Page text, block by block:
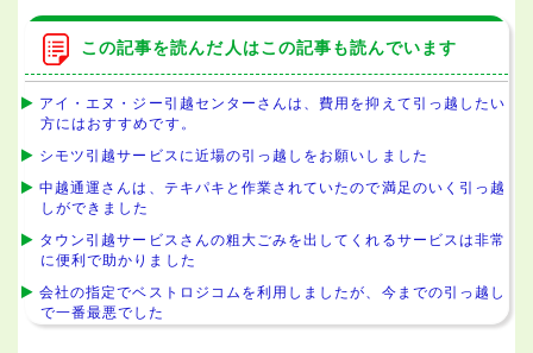
この記事を読んだ人はこの記事も読んでいます
アイ・エヌ・ジー引越センターさんは、費用を抑えて引っ越したい
方にはおすすめです。
シモツ引越サービスに近場の引っ越しをお願いしました
中越通運さんは、テキパキと作業されていたので満足のいく引っ越
しができました
タウン引越サービスさんの粗大ごみを出してくれるサービスは非常
に便利で助かりました
会社の指定でベストロジコムを利用しましたが、今までの引っ越し
で一番最悪でした